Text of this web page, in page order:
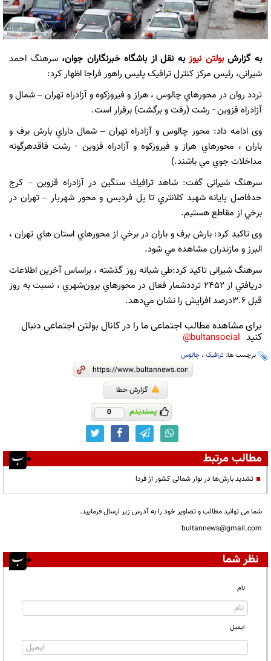
به گزارشبولتن نیوزبه نقل از باشگاه خبرنگاران جوان،سرهنگ احمد
شیرانی، رئیس مرکز کنترل ترافیک پلیس راهور فراجا اظهار کرد:
تردد روان در محورهاي چالوس ، هراز و فيروزکوه و آزادراه تهران – شمال و
آزادراه قزوين - رشت (رفت و برگشت) برقرار است.
وى ادامه داد: محور چالوس و آزادراه تهران – شمال داراي بارش برف و
باران ، محورهاي هراز و فيروزکوه و آزادراه قزوين - رشت فاقدهرگونه
مداخلات جوي مي باشند.)
سرهنگ شيرانى گفت: شاهد ترافيك سنگين در آزادراه قزوين – کرج
حدفاصل پايانه شهيد کلانتري تا پل فرديس و محور شهريار – تهران در
برخي از مقاطع هستيم.
وى تاكيد كرد: بارش برف و باران در برخي از محورهاي استان هاي تهران ،
البرز و مازندران مشاهده مي شود.
سرهنگ شيرانى تاكيد كرد:طي شبانه ‌روز گذشته ، براساس آخرين اطلاعات
دريافتي از ٢٤٥٢ ترددشمار فعال در محورهاي برون‌شهري ، نسبت به روز
قبل ٣.٦درصد افزایش را نشان مي‌دهد.
برای مشاهده مطالب اجتماعی ما را در کانال بولتن اجتماعی دنبال
کنید bultansocial@
برچسب ها: ترافیک ، چالوس
گزارش خطا
پسندیدم 0
مطالب مرتبط
تشدید بارش‌ها در نوار شمالی کشور از فردا
شما می توانید مطالب و تصاویر خود را به آدرس زیر ارسال فرمایید.
bultannews@gmail.com
نظر شما
نام
ایمیل